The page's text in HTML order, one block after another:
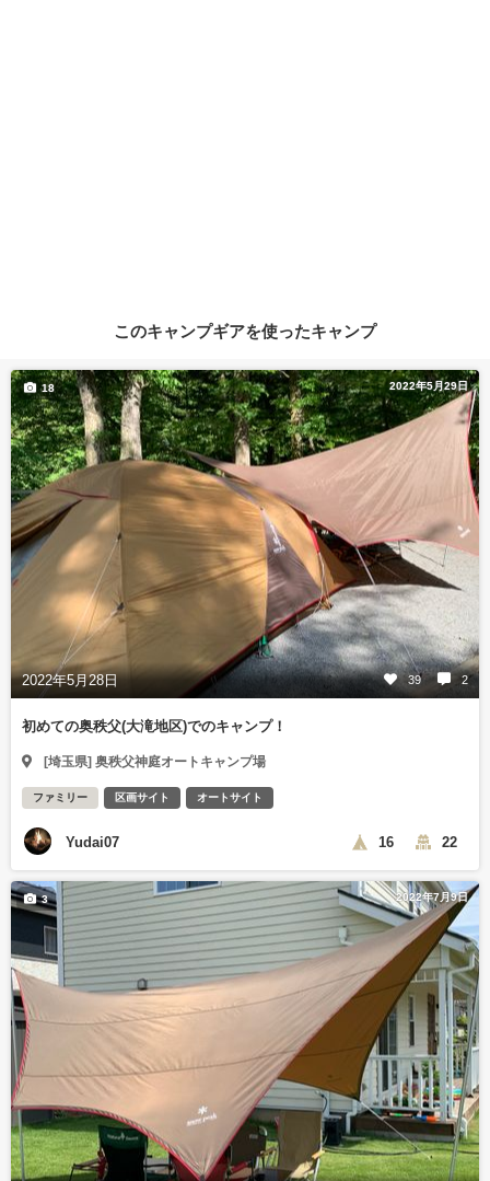
このキャンプギアを使ったキャンプ
2022年5月29日
2022年5月28日 39 2
18
初めての奥秩父(大滝地区)でのキャンプ！
[埼玉県] 奥秩父神庭オートキャンプ場
ファミリー 区画サイト オートサイト
Yudai07 16 22
2022年7月9日
3